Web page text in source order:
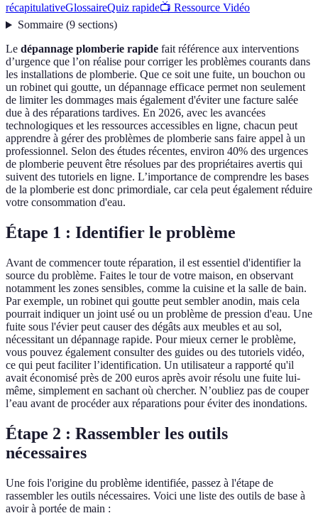
récapitulativeGlossaireQuiz rapide📺 Ressource Vidéo
Sommaire(9 sections)
Le dépannage plomberie rapide fait référence aux interventions
d’urgence que l’on réalise pour corriger les problèmes courants dans
les installations de plomberie. Que ce soit une fuite, un bouchon ou
un robinet qui goutte, un dépannage efficace permet non seulement
de limiter les dommages mais également d'éviter une facture salée
due à des réparations tardives. En 2026, avec les avancées
technologiques et les ressources accessibles en ligne, chacun peut
apprendre à gérer des problèmes de plomberie sans faire appel à un
professionnel. Selon des études récentes, environ 40% des urgences
de plomberie peuvent être résolues par des propriétaires avertis qui
suivent des tutoriels en ligne. L’importance de comprendre les bases
de la plomberie est donc primordiale, car cela peut également réduire
votre consommation d'eau.
Étape 1 : Identifier le problème
Avant de commencer toute réparation, il est essentiel d'identifier la
source du problème. Faites le tour de votre maison, en observant
notamment les zones sensibles, comme la cuisine et la salle de bain.
Par exemple, un robinet qui goutte peut sembler anodin, mais cela
pourrait indiquer un joint usé ou un problème de pression d'eau. Une
fuite sous l'évier peut causer des dégâts aux meubles et au sol,
nécessitant un dépannage rapide. Pour mieux cerner le problème,
vous pouvez également consulter des guides ou des tutoriels vidéo,
ce qui peut faciliter l’identification. Un utilisateur a rapporté qu'il
avait économisé près de 200 euros après avoir résolu une fuite lui-
même, simplement en sachant où chercher. N’oubliez pas de couper
l’eau avant de procéder aux réparations pour éviter des inondations.
Étape 2 : Rassembler les outils
nécessaires
Une fois l'origine du problème identifiée, passez à l'étape de
rassembler les outils nécessaires. Voici une liste des outils de base à
avoir à portée de main :